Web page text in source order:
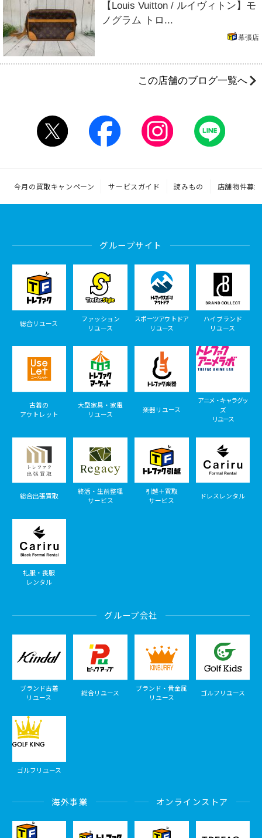
【Louis Vuitton / ルイヴィトン】モ
ノグラム トロ...
幕張店
この店舗のブログ一覧へ
今月の買取キャンペーン サービスガイド 読みもの 店舗物件募集
グループサイト
総合リユース
ファッション
リユース
スポーツアウトドア
リユース
ハイブランド
リユース
古着の
アウトレット
大型家具・家電
リユース
楽器リユース
アニメ・キャラグッ
ズ
リユース
総合出張買取
終活・生前整理
サービス
引越＋買取
サービス
ドレスレンタル
礼服・喪服
レンタル
グループ会社
ブランド古着
リユース
総合リユース
ブランド・貴金属
リユース
ゴルフリユース
ゴルフリユース
海外事業 オンラインストア